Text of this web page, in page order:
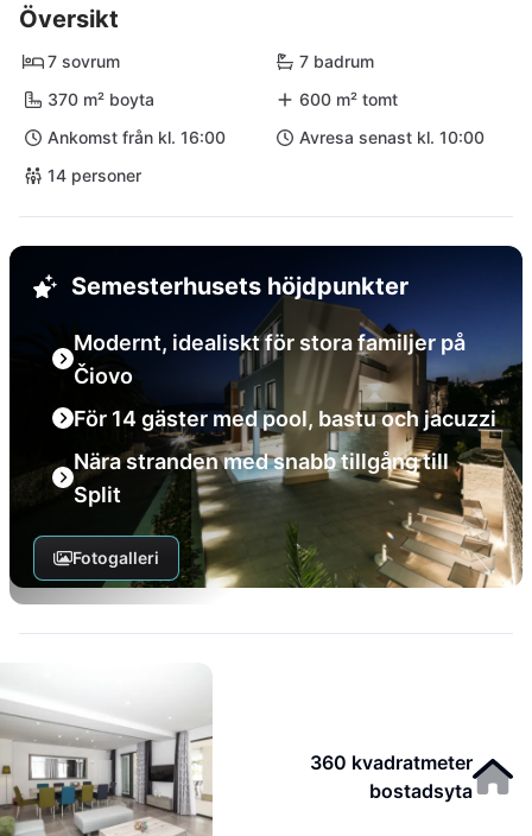
Översikt
7 sovrum
7 badrum
370 m² boyta
600 m² tomt
Ankomst från kl. 16:00
Avresa senast kl. 10:00
14 personer
Semesterhusets höjdpunkter
Modernt, idealiskt för stora familjer på
Čiovo
För 14 gäster med pool, bastu och jacuzzi
Nära stranden med snabb tillgång till
Split
Fotogalleri
360 kvadratmeter
bostadsyta